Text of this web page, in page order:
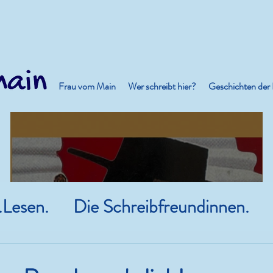
Frau vom Main Wer schreibt hier? Geschichten
Die Schreibfreundinnen.